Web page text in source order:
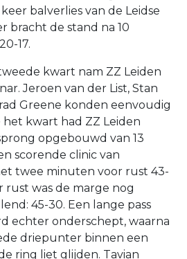
balverlies van de Leidse
bracht de stand na 10
17.
kwart nam ZZ Leiden
Jeroen van der List, Stan
Greene konden eenvoudig
kwart had ZZ Leiden
opgebouwd van 13
scorende clinic van
twee minuten voor rust 43-
rust was de marge nog
45-30. Een lange pass
echter onderschept, waarna
driepunter binnen een
ring liet glijden. Tavian